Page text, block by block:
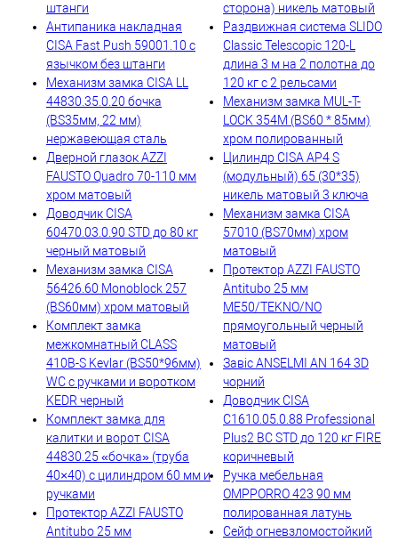
штанги
Антипаника накладная
CISA Fast Push 59001.10 с
язычком без штанги
Механизм замка CISA LL
44830.35.0.20 бочка
(BS35мм, 22 мм)
нержавеющая сталь
Дверной глазок AZZI
FAUSTO Quadro 70-110 мм
хром матовый
Доводчик CISA
60470.03.0.90 STD до 80 кг
черный матовый
Механизм замка CISA
56426.60 Monoblock 257
(BS60мм) хром матовый
Комплект замка
межкомнатный CLASS
410B-S Kevlar (BS50*96мм)
WC с ручками и воротком
KEDR черный
Комплект замка для
калитки и ворот CISA
44830.25 «бочка» (труба
40×40) с цилиндром 60 мм и
ручками
Протектор AZZI FAUSTO
Antitubo 25 мм
сторона) никель матовый
Раздвижная система SLIDO
Classic Telescopic 120-L
длина 3 м на 2 полотна до
120 кг с 2 рельсами
Механизм замка MUL-T-
LOCK 354M (BS60 * 85мм)
хром полированный
Цилиндр CISA AP4 S
(модульный) 65 (30*35)
никель матовый 3 ключа
Механизм замка CISA
57010 (BS70мм) хром
матовый
Протектор AZZI FAUSTO
Antitubo 25 мм
ME50/TEKNO/NO
прямоугольный черный
матовый
Завіс ANSELMI AN 164 3D
чорний
Доводчик CISA
C1610.05.0.88 Professional
Plus2 BC STD до 120 кг FIRE
коричневый
Ручка мебельная
OMPPORRO 423 90 мм
полированная латунь
Сейф огневзломостойкий